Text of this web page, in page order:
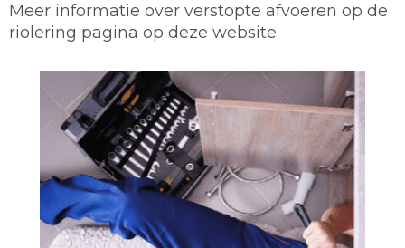
Meer informatie over verstopte afvoeren op de
riolering pagina op deze website.